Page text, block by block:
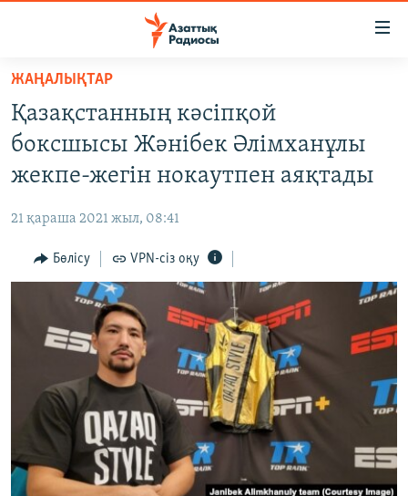
Skip
main
content
to
main
Navigation
to
САЯСАТ
АДАМ ҚҰҚЫҚТАРЫ
ӘЛЕУМЕТ
АРНАЙЫ ЖОБАЛАР
ЖАЗЫЛЫҢЫЗ
ЖАҢАЛЫҚТАР
Қазақстанның кәсіпқой
боксшысы Жәнібек Әлімханұлы
жекпе-жегін нокаутпен аяқтады
21 қараша 2021 жыл, 08:41
Бөлісу VPN-сіз оқу